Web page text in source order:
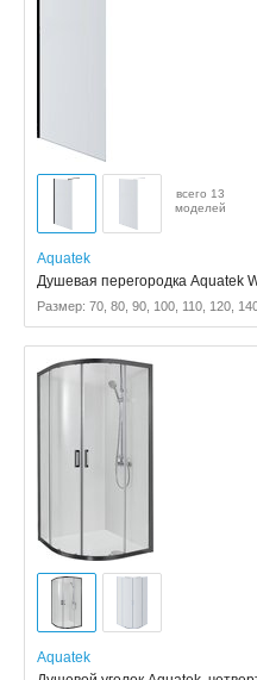
всего 13
моделей
Aquatek
Душевая перегородка Aquatek
Размер: 70, 80, 90, 100, 110, 120,
Aquatek